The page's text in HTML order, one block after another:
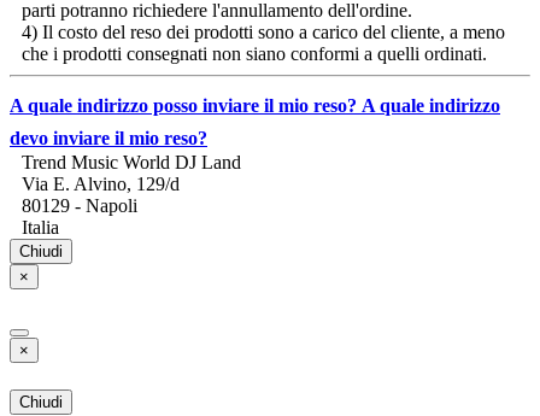
parti potranno richiedere l'annullamento dell'ordine.
4) Il costo del reso dei prodotti sono a carico del cliente, a meno
che i prodotti consegnati non siano conformi a quelli ordinati.
A quale indirizzo posso inviare il mio reso? A quale indirizzo
devo inviare il mio reso?
Trend Music World DJ Land
Via E. Alvino, 129/d
80129 - Napoli
Italia
Chiudi
×
×
Chiudi